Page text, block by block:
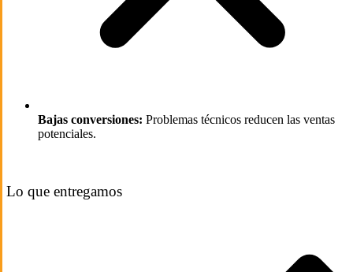
Bajas conversiones: Problemas técnicos reducen las ventas
potenciales.
Lo que entregamos